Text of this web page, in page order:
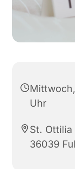
Uhr
St.
36039